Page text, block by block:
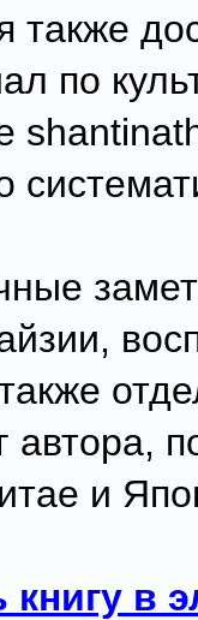
также
по
автора,
и
книгу в